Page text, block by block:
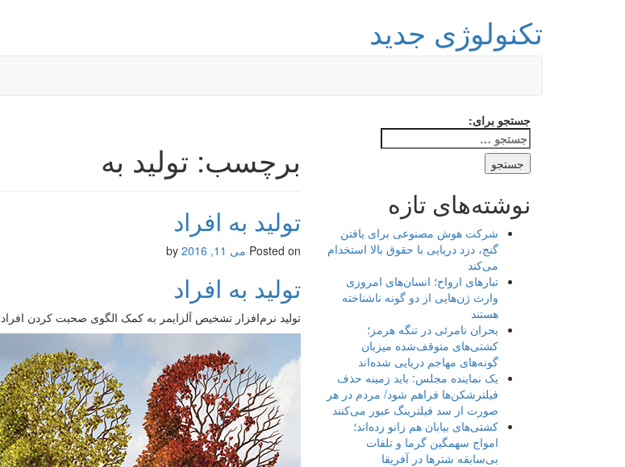
تکنولوژی جدید
برچسب: تولید به
تولید به افراد
Posted on می 11, 2016
تولید به افراد
تولید نرم‌افزار تشخیص آلزایمر به کمک الگوی صحبت کردن افراد
جستجو برای:
نوشته‌های تازه
شرکت هوش مصنوعی برای یافتن
گنج، دزد دریایی با حقوق بالا استخدام
می‌کند
تبارهای ارواح؛ انسان‌های امروزی
وارث ژن‌هایی از دو گونه ناشناخته
هستند
بحران نامرئی در تنگه هرمز؛
کشتی‌های متوقف‌شده میزبان
گونه‌های مهاجم دریایی شده‌اند
یک نماینده مجلس: باید زمینه حذف
فیلترشکن‌ها فراهم شود/ مردم در هر
صورت از سد فیلترینگ عبور می‌کنند
کشتی‌های بیابان هم زانو زده‌اند؛
امواج سهمگین گرما و تلفات
بی‌سابقه شترها در آفریقا